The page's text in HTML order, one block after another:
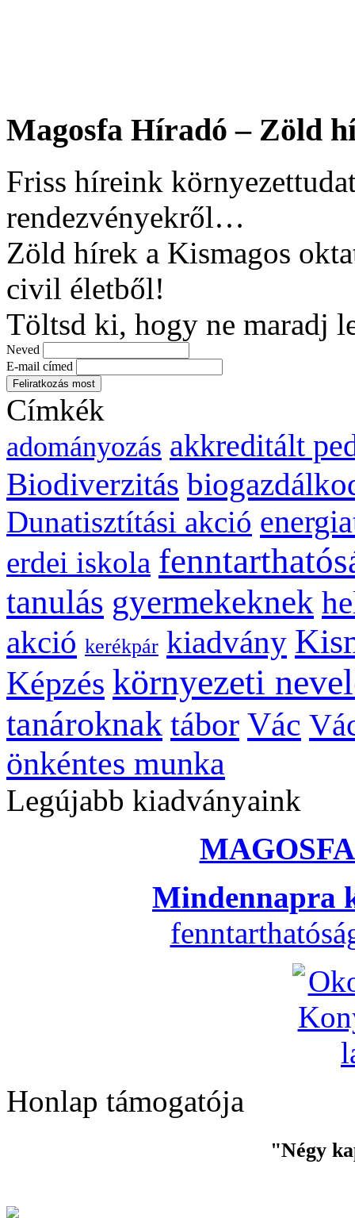
Magosfa Híradó – Zöld
Friss híreink
rendezvényekről…
Zöld hírek a Kismagos
civil életből!
Töltsd ki, hogy ne maradj
Neved
E-mail címed
Címkék
adományozás akkreditált
Biodiverzitás
Dunatisztítási akció
erdei iskola
tanulás gyermekeknek
akció kerékpár kiadvány
Képzés környezeti
tanároknak tábor Vác
önkéntes munka
Legújabb kiadványaink
Mindennapra
Honlap támogatója
"Négy